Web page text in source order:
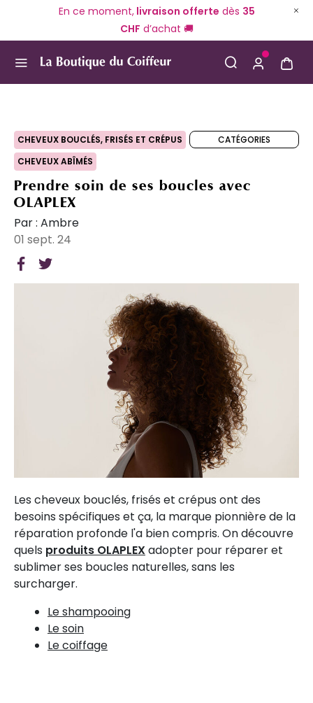
En ce moment,livraison offerte dès 35
CHF d’achat 🚚
CATÉGORIES
CHEVEUX BOUCLÉS, FRISÉS ET CRÉPUS
CHEVEUX ABÎMÉS
Prendre soin de ses boucles avec
OLAPLEX
Par : Ambre
01 sept. 24
Les cheveux bouclés, frisés et crépus ont des
besoins spécifiques et ça, la marque pionnière de la
réparation profonde l'a bien compris. On découvre
quels produits OLAPLEXadopter pour réparer et
sublimer ses boucles naturelles, sans les
surcharger.
Le shampooing
Le soin
Le coiffage